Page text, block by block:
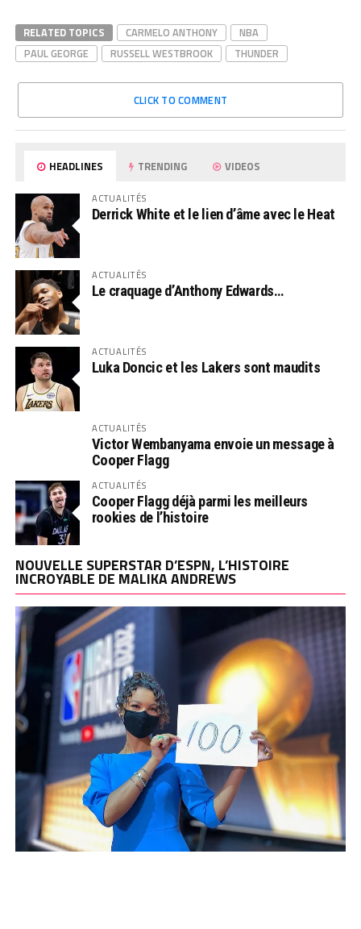
RELATED TOPICS CARMELO ANTHONY
NBA
PAUL GEORGE
RUSSELL WESTBROOK THUNDER
CLICK TO COMMENT
HEADLINES TRENDING VIDEOS
ACTUALITÉS
Derrick White et le lien d’âme avec le Heat
ACTUALITÉS
Le craquage d’Anthony Edwards…
ACTUALITÉS
Luka Doncic et les Lakers sont maudits
ACTUALITÉS
Victor Wembanyama envoie un message à
Cooper Flagg
ACTUALITÉS
Cooper Flagg déjà parmi les meilleurs
rookies de l’histoire
NOUVELLE SUPERSTAR D’ESPN, L’HISTOIRE
INCROYABLE DE MALIKA ANDREWS